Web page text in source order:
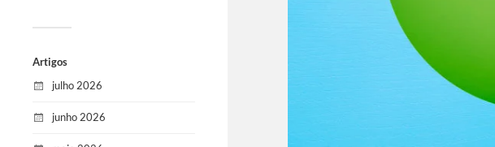
Artigos
julho 2026
junho 2026